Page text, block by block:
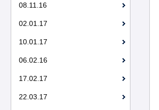
08.11.16
02.01.17
10.01.17
06.02.16
17.02.17
22.03.17